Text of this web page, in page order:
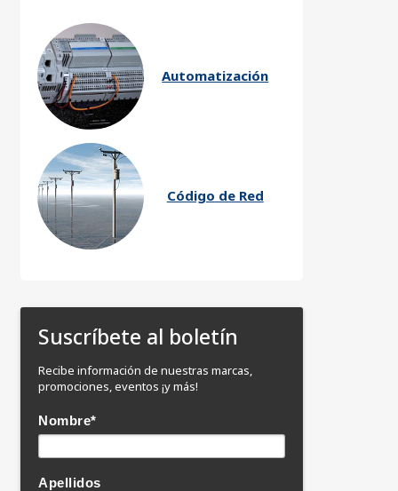
Automatización
Código de Red
Suscríbete al boletín
Recibe información de nuestras marcas,
promociones, eventos ¡y más!
Nombre*
Apellidos